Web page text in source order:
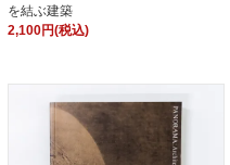
を結ぶ建築
2,100円(税込)